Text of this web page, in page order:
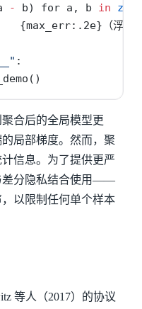
- b) for a, b in zip
: {max_err:.2e} （浮点
:
合后的全局模型更
局部梯度。然而，聚
信息。为了提供更严
差分隐私结合使用——
以限制任何单个样本
等人（2017）的协议